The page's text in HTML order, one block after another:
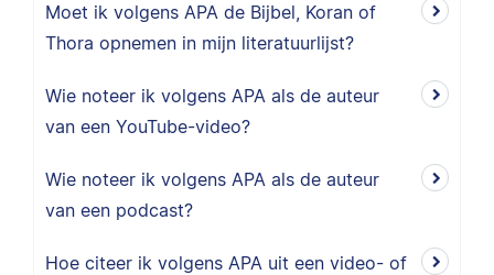
Moet ik volgens APA de Bijbel, Koran of
Thora opnemen in mijn literatuurlijst?
Wie noteer ik volgens APA als de auteur
van een YouTube-video?
Wie noteer ik volgens APA als de auteur
van een podcast?
Hoe citeer ik volgens APA uit een video- of